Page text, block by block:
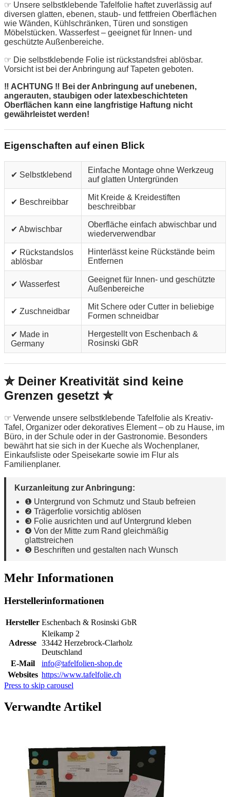
☞ Unsere selbstklebende Tafelfolie haftet zuverlässig auf
diversen glatten, ebenen, staub- und fettfreien Oberflächen
wie Wänden, Kühlschränken, Türen und sonstigen
Möbelstücken. Wasserfest – geeignet für Innen- und
geschützte Außenbereiche.
☞ Die selbstklebende Folie ist rückstandsfrei ablösbar.
Vorsicht ist bei der Anbringung auf Tapeten geboten.
‼ ACHTUNG ‼ Bei der Anbringung auf unebenen,
angerauten, staubigen oder latexbeschichteten
Oberflächen kann eine langfristige Haftung nicht
gewährleistet werden!
Eigenschaften auf einen Blick
✔ Selbstklebend
Einfache Montage ohne Werkzeug
auf glatten Untergründen
✔ Beschreibbar
Mit Kreide & Kreidestiften
beschreibbar
✔ Abwischbar
Oberfläche einfach abwischbar und
wiederverwendbar
✔ Rückstandslos
ablösbar
Hinterlässt keine Rückstände beim
Entfernen
✔ Wasserfest
Geeignet für Innen- und geschützte
Außenbereiche
✔ Zuschneidbar
Mit Schere oder Cutter in beliebige
Formen schneidbar
✔ Made in
Germany
Hergestellt von Eschenbach &
Rosinski GbR
✮ Deiner Kreativität sind keine
Grenzen gesetzt ✮
☞ Verwende unsere selbstklebende Tafelfolie als Kreativ-
Tafel, Organizer oder dekoratives Element – ob zu Hause, im
Büro, in der Schule oder in der Gastronomie. Besonders
bewährt hat sie sich in der Kueche als Wochenplaner,
Einkaufsliste oder Speisekarte sowie im Flur als
Familienplaner.
Kurzanleitung zur Anbringung:
❶ Untergrund von Schmutz und Staub befreien
❷ Trägerfolie vorsichtig ablösen
❸ Folie ausrichten und auf Untergrund kleben
❹ Von der Mitte zum Rand gleichmäßig
glattstreichen
❺ Beschriften und gestalten nach Wunsch
Mehr Informationen
Herstellerinformationen
Hersteller Eschenbach & Rosinski GbR
Adresse
Kleikamp 2
33442 Herzebrock-Clarholz
Deutschland
E-Mail
info@tafelfolien-shop.de
Websites https://www.tafelfolie.ch
Press to skip carousel
Verwandte Artikel